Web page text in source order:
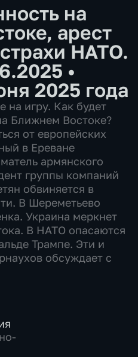
на
арест
НАТО.
•
2025 года
игру. Как будет
Ближнем Востоке?
от европейских
в Ереване
армянского
группы компаний
обвиняется в
В Шереметьево
Украина меркнет
В НАТО опасаются
Трампе. Эти и
обсуждает с